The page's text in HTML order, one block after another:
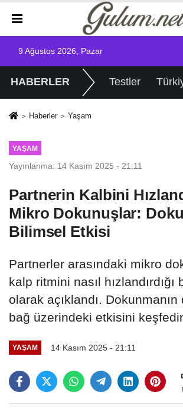
9 Ağustos 2026, Pazar
HABERLER Testler
Haberler Yaşam
YAŞAM
Yayınlanma: 14 Kasım 2025 - 21:11
Partnerin Kalbini
Mikro Dokunuşlar:
Bilimsel Etkisi
Partnerler arasındaki mikro
kalp ritmini nasıl hızlandırdığı
olarak açıklandı.
bağ üzerindeki etkisini
YAŞAM 14 Kasım 2025 - 21:11